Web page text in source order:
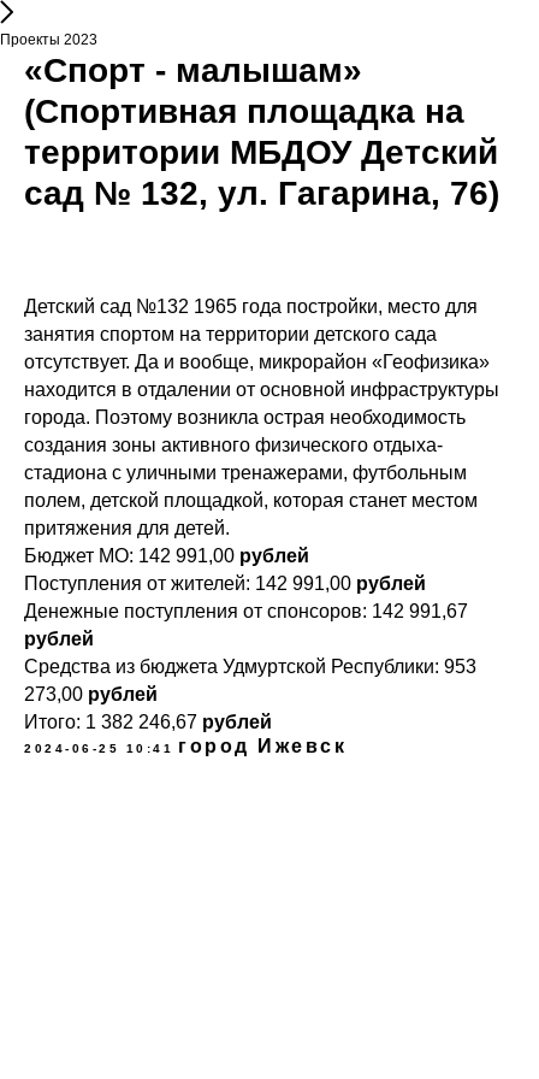
Проекты 2023
«Спорт - малышам»
(Спортивная площадка на
территории МБДОУ Детский
сад № 132, ул. Гагарина, 76)
Детский сад №132 1965 года постройки, место для
занятия спортом на территории детского сада
отсутствует. Да и вообще, микрорайон «Геофизика»
находится в отдалении от основной инфраструктуры
города. Поэтому возникла острая необходимость
создания зоны активного физического отдыха-
стадиона с уличными тренажерами, футбольным
полем, детской площадкой, которая станет местом
притяжения для детей.
Бюджет МО: 142 991,00 рублей
Поступления от жителей: 142 991,00 рублей
Денежные поступления от спонсоров: 142 991,67
рублей
Средства из бюджета Удмуртской Республики: 953
273,00 рублей
Итого: 1 382 246,67 рублей
2024-06-25 10:41 город Ижевск